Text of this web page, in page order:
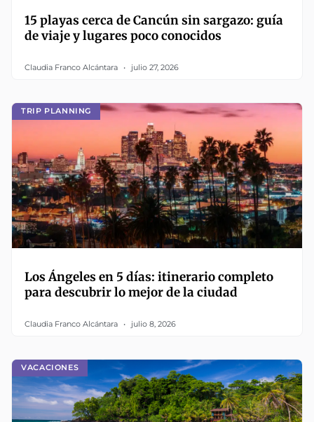
15 playas cerca de Cancún sin sargazo: guía
de viaje y lugares poco conocidos
Claudia Franco Alcántara julio 27, 2026
TRIP PLANNING
Los Ángeles en 5 días: itinerario completo
para descubrir lo mejor de la ciudad
Claudia Franco Alcántara julio 8, 2026
VACACIONES